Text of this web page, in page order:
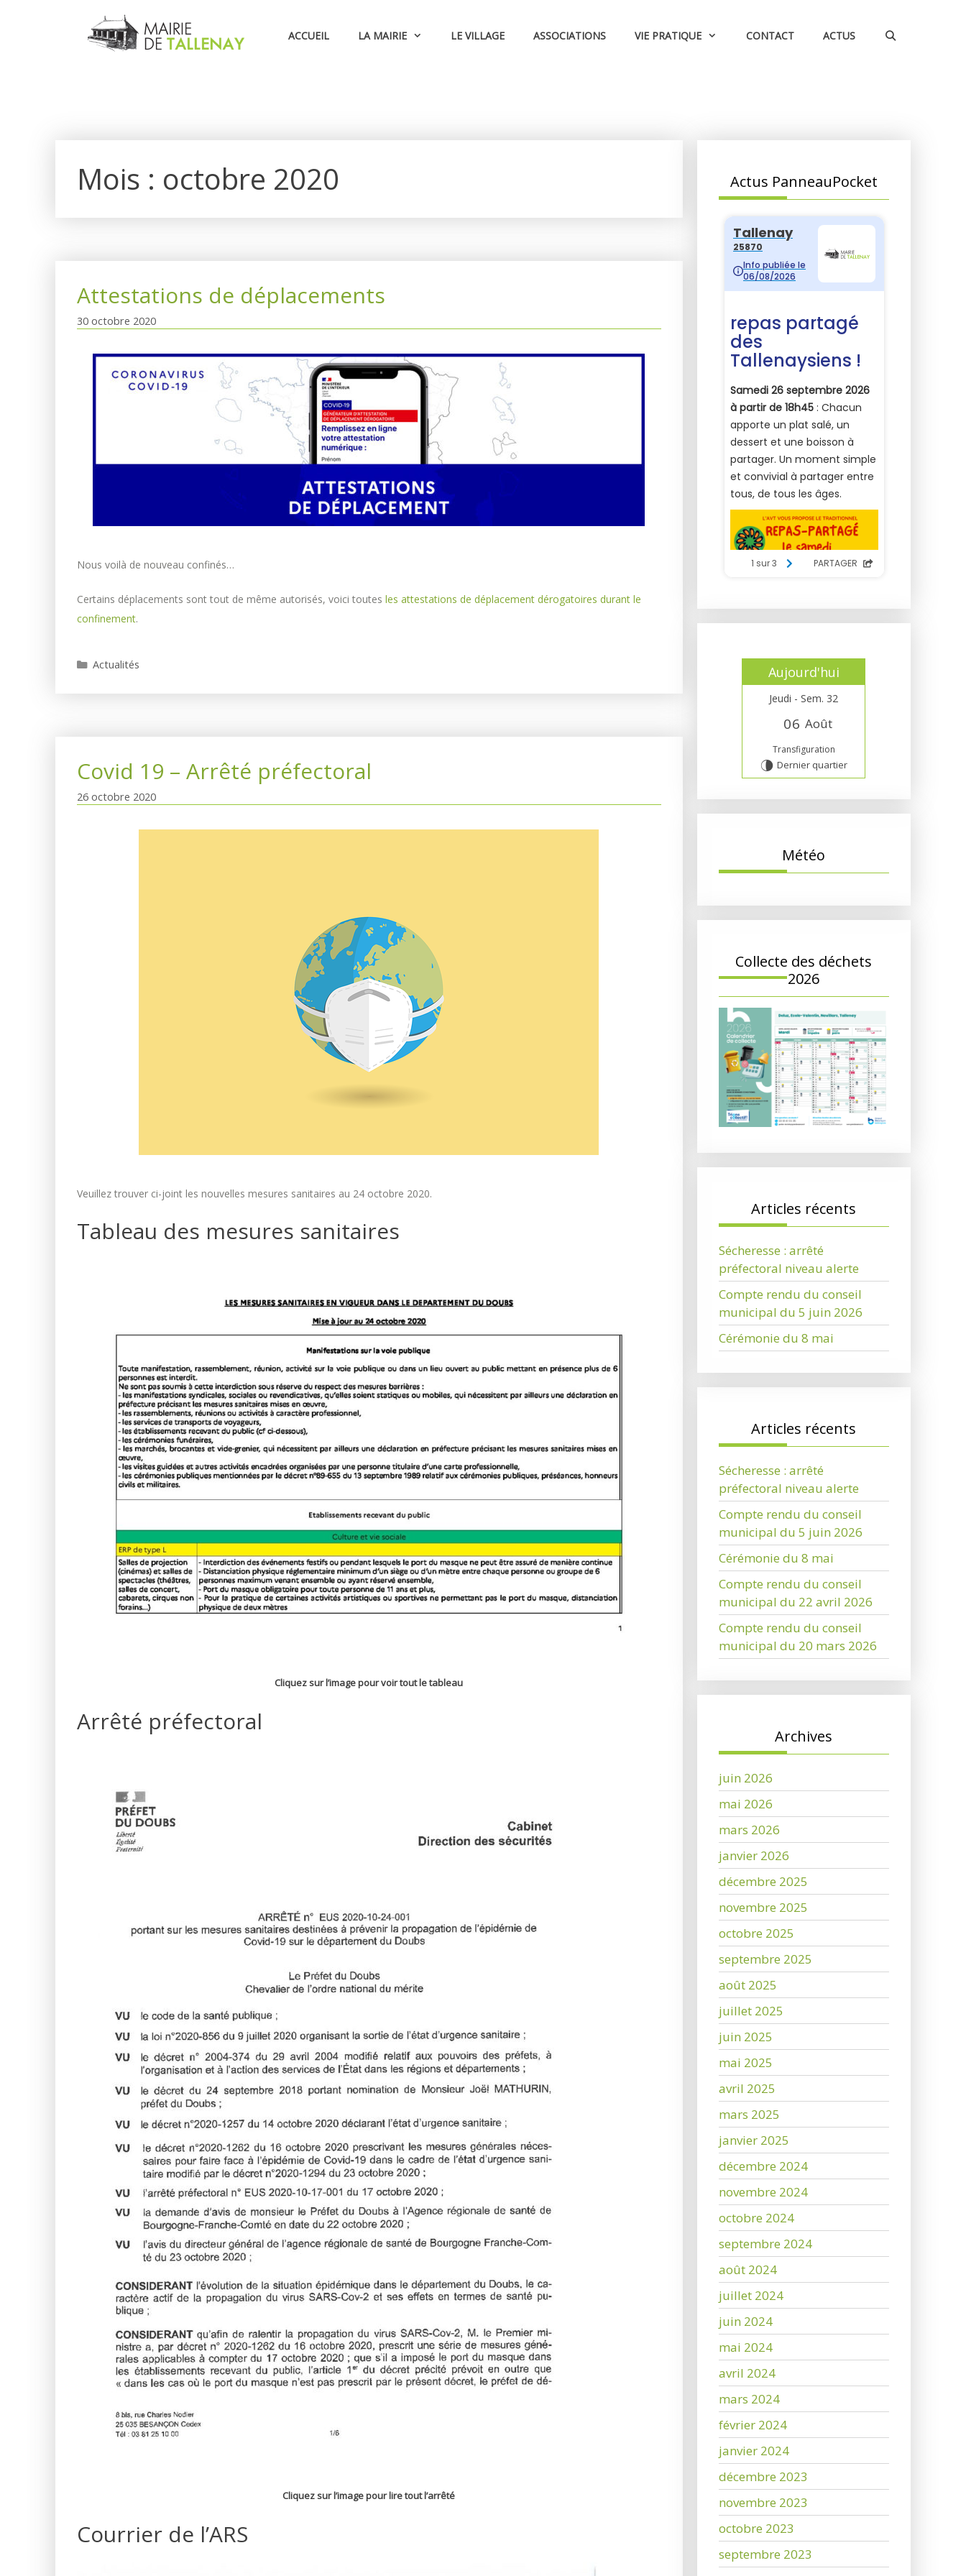
ACCUEIL LA MAIRIE LE VILLAGE ASSOCIATIONS VIE PRATIQUE CONTACT ACTUS
Mois : octobre 2020
Attestations de déplacements
30 octobre 2020
Nous voilà de nouveau confinés…
Certains déplacements sont tout de même autorisés, voici toutes les attestations de déplacement dérogatoires durant le
confinement.
Catégories
Actualités
Covid 19 – Arrêté préfectoral
26 octobre 2020
Veuillez trouver ci-joint les nouvelles mesures sanitaires au 24 octobre 2020.
Tableau des mesures sanitaires
Cliquez sur l’image pour voir tout le tableau
Arrêté préfectoral
Cliquez sur l’image pour lire tout l’arrêté
Courrier de l’ARS
Actus PanneauPocket
Aujourd'hui
Jeudi - Sem. 32
06 Août
Transfiguration
U Dernier quartier
Météo
Collecte des déchets
2026
Articles récents
Sécheresse : arrêté
préfectoral niveau alerte
Compte rendu du conseil
municipal du 5 juin 2026
Cérémonie du 8 mai
Articles récents
Sécheresse : arrêté
préfectoral niveau alerte
Compte rendu du conseil
municipal du 5 juin 2026
Cérémonie du 8 mai
Compte rendu du conseil
municipal du 22 avril 2026
Compte rendu du conseil
municipal du 20 mars 2026
Archives
juin 2026
mai 2026
mars 2026
janvier 2026
décembre 2025
novembre 2025
octobre 2025
septembre 2025
août 2025
juillet 2025
juin 2025
mai 2025
avril 2025
mars 2025
janvier 2025
décembre 2024
novembre 2024
octobre 2024
septembre 2024
août 2024
juillet 2024
juin 2024
mai 2024
avril 2024
mars 2024
février 2024
janvier 2024
décembre 2023
novembre 2023
octobre 2023
septembre 2023